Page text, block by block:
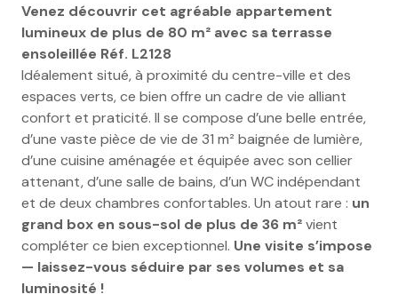
Venez découvrir cet agréable appartement
lumineux de plus de 80 m² avec sa terrasse
ensoleillée Réf. L2128
Idéalement situé, à proximité du centre-ville et des
espaces verts, ce bien offre un cadre de vie alliant
confort et praticité. Il se compose d’une belle entrée,
d’une vaste pièce de vie de 31 m² baignée de lumière,
d’une cuisine aménagée et équipée avec son cellier
attenant, d’une salle de bains, d’un WC indépendant
et de deux chambres confortables. Un atout rare : un
grand box en sous-sol de plus de 36 m²vient
compléter ce bien exceptionnel. Une visite s’impose
— laissez-vous séduire par ses volumes et sa
luminosité !